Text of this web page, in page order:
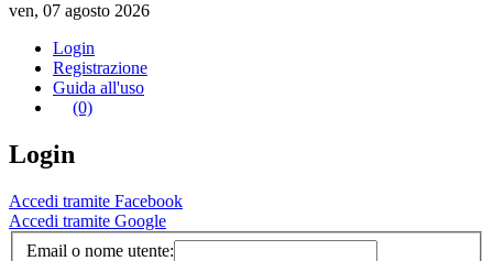
ven, 07 agosto 2026
Login
Registrazione
Guida all'uso
(0)
Login
Accedi tramite Facebook
Accedi tramite Google
Email o nome utente: